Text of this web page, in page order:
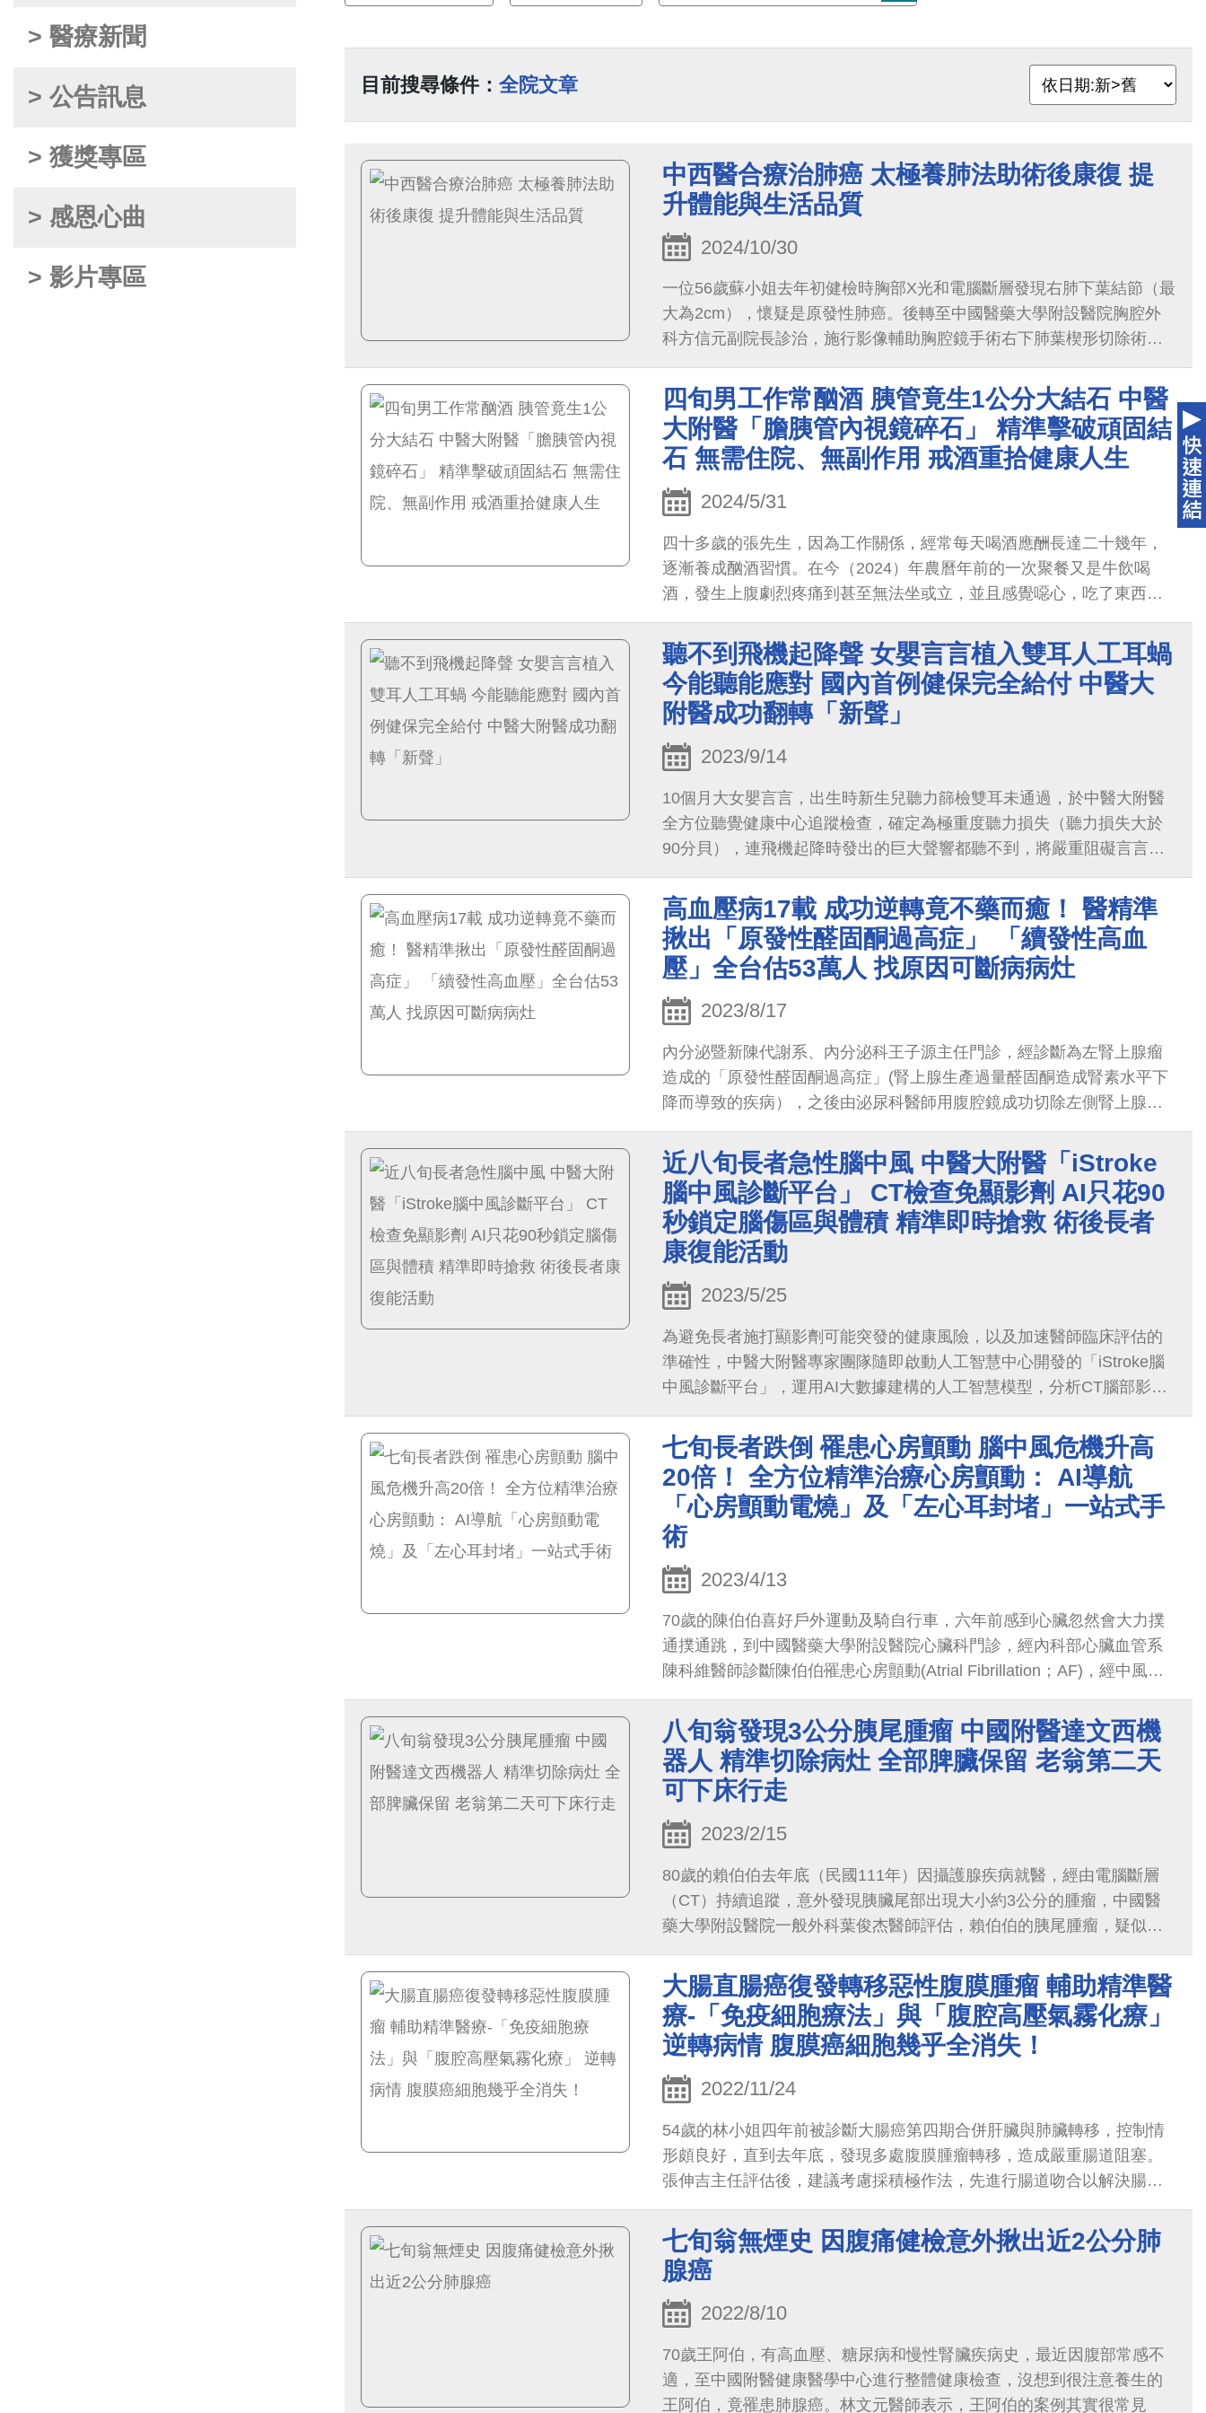
> 醫療新聞
> 公告訊息
> 獲獎專區
> 感恩心曲
> 影片專區
目前搜尋條件： 全院文章
中西醫合療治肺癌 太極養肺法助術後康復 提
升體能與生活品質
2024/10/30
一位56歲蘇小姐去年初健檢時胸部X光和電腦斷層發現右肺下葉結節（最
大為2cm），懷疑是原發性肺癌。後轉至中國醫藥大學附設醫院胸腔外
科方信元副院長診治，施行影像輔助胸腔鏡手術右下肺葉楔形切除術，
病理報告顯示為肺腺癌，屬第IA2期肺癌。術後蘇小姐覺得體虛，呼吸喘
促症狀，偶發咳嗽且感覺有痰、只要多說一點話，或者是吹到冷氣就會
咳，讓她十分困擾。為改善術後不適，蘇小姐尋求中醫內科馬培德醫師
協助，參加馬培德醫師開設之太極拳運動課程。經過三個月訓練後，蘇
小姐的咳嗽和呼吸喘促症狀獲得改善，體能與免疫力也獲得提升。
四旬男工作常酗酒 胰管竟生1公分大結石 中醫
大附醫「膽胰管內視鏡碎石」 精準擊破頑固結
石 無需住院、無副作用 戒酒重拾健康人生
2024/5/31
四十多歲的張先生，因為工作關係，經常每天喝酒應酬長達二十幾年，
逐漸養成酗酒習慣。在今（2024）年農曆年前的一次聚餐又是牛飲喝
酒，發生上腹劇烈疼痛到甚至無法坐或立，並且感覺噁心，吃了東西也
全部嘔吐。
聽不到飛機起降聲 女嬰言言植入雙耳人工耳蝸
今能聽能應對 國內首例健保完全給付 中醫大
附醫成功翻轉「新聲」
2023/9/14
10個月大女嬰言言，出生時新生兒聽力篩檢雙耳未通過，於中醫大附醫
全方位聽覺健康中心追蹤檢查，確定為極重度聽力損失（聽力損失大於
90分貝），連飛機起降時發出的巨大聲響都聽不到，將嚴重阻礙言言聽
入。
高血壓病17載 成功逆轉竟不藥而癒！ 醫精準
揪出「原發性醛固酮過高症」 「續發性高血
壓」全台估53萬人 找原因可斷病病灶
2023/8/17
內分泌暨新陳代謝系、內分泌科王子源主任門診，經診斷為左腎上腺瘤
造成的「原發性醛固酮過高症」(腎上腺生產過量醛固酮造成腎素水平下
降而導致的疾病），之後由泌尿科醫師用腹腔鏡成功切除左側腎上腺，
劉先生手術後血壓很快下降，經過多日休養後，血壓也逐步恢復正常，
至今無須服用降血壓藥物，已經停藥一個月了。
近八旬長者急性腦中風 中醫大附醫「iStroke
腦中風診斷平台」 CT檢查免顯影劑 AI只花90
秒鎖定腦傷區與體積 精準即時搶救 術後長者
康復能活動
2023/5/25
為避免長者施打顯影劑可能突發的健康風險，以及加速醫師臨床評估的
準確性，中醫大附醫專家團隊隨即啟動人工智慧中心開發的「iStroke腦
中風診斷平台」，運用AI大數據建構的人工智慧模型，分析CT腦部影
與體積，診斷出林女士為右側中大腦動脈阻塞導致缺血性腦中風，結合
後續AI分析CTP得到的可救治區域與不可救治區域等資訊，輔助醫師判
斷其治療成效。
七旬長者跌倒 罹患心房顫動 腦中風危機升高
20倍！ 全方位精準治療心房顫動： AI導航
「心房顫動電燒」及「左心耳封堵」一站式手
術
2023/4/13
70歲的陳伯伯喜好戶外運動及騎自行車，六年前感到心臟忽然會大力撲
通撲通跳，到中國醫藥大學附設醫院心臟科門診，經內科部心臟血管系
陳科維醫師診斷陳伯伯罹患心房顫動(Atrial Fibrillation；AF)，經中風風
險指數評估（CHA2DS2-VASc Score）
八旬翁發現3公分胰尾腫瘤 中國附醫達文西機
器人 精準切除病灶 全部脾臟保留 老翁第二天
可下床行走
2023/2/15
80歲的賴伯伯去年底（民國111年）因攝護腺疾病就醫，經由電腦斷層
（CT）持續追蹤，意外發現胰臟尾部出現大小約3公分的腫瘤，中國醫
藥大學附設醫院一般外科葉俊杰醫師評估，賴伯伯的胰尾腫瘤，疑似為
惡化與轉移，
大腸直腸癌復發轉移惡性腹膜腫瘤 輔助精準醫
療-「免疫細胞療法」與「腹腔高壓氣霧化療」
逆轉病情 腹膜癌細胞幾乎全消失！
2022/11/24
54歲的林小姐四年前被診斷大腸癌第四期合併肝臟與肺臟轉移，控制情
形頗良好，直到去年底，發現多處腹膜腫瘤轉移，造成嚴重腸道阻塞。
張伸吉主任評估後，建議考慮採積極作法，先進行腸道吻合以解決腸道
阻塞的問題，同步精準醫療搭配「腹腔高壓氣霧化療( PIPAC)」輔助消
滅腹膜腫瘤，並再運用「免疫細胞療法」消除血液中腫瘤並增強免疫力
七旬翁無煙史 因腹痛健檢意外揪出近2公分肺
腺癌
2022/8/10
70歲王阿伯，有高血壓、糖尿病和慢性腎臟疾病史，最近因腹部常感不
適，至中國附醫健康醫學中心進行整體健康檢查，沒想到很注意養生的
王阿伯，竟罹患肺腺癌。林文元醫師表示，王阿伯的案例其實很常見